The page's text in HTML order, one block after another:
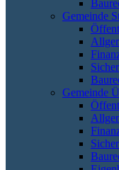
Gemeinde
Gemeinde